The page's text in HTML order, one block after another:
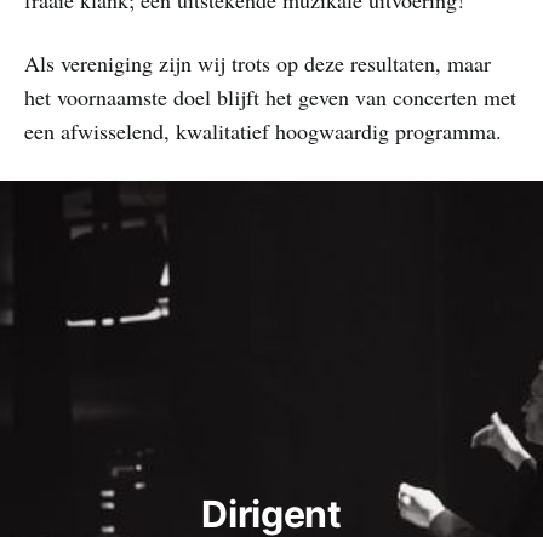
Als vereniging zijn wij trots op deze resultaten, maar
het voornaamste doel blijft het geven van concerten met
een afwisselend, kwalitatief hoogwaardig programma.
Dirigent